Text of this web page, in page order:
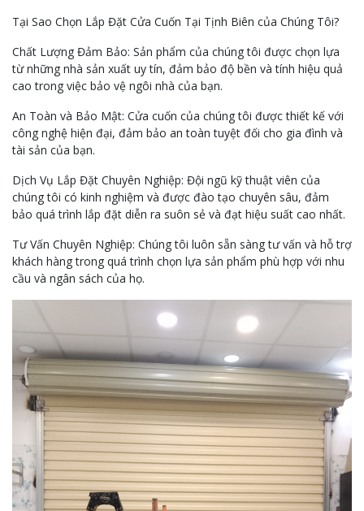
Tại Sao Chọn Lắp Đặt Cửa Cuốn Tại Tịnh Biên của Chúng Tôi?
Chất Lượng Đảm Bảo: Sản phẩm của chúng tôi được chọn lựa
từ những nhà sản xuất uy tín, đảm bảo độ bền và tính hiệu quả
cao trong việc bảo vệ ngôi nhà của bạn.
An Toàn và Bảo Mật: Cửa cuốn của chúng tôi được thiết kế với
công nghệ hiện đại, đảm bảo an toàn tuyệt đối cho gia đình và
tài sản của bạn.
Dịch Vụ Lắp Đặt Chuyên Nghiệp: Đội ngũ kỹ thuật viên của
chúng tôi có kinh nghiệm và được đào tạo chuyên sâu, đảm
bảo quá trình lắp đặt diễn ra suôn sẻ và đạt hiệu suất cao nhất.
Tư Vấn Chuyên Nghiệp: Chúng tôi luôn sẵn sàng tư vấn và hỗ trợ
khách hàng trong quá trình chọn lựa sản phẩm phù hợp với nhu
cầu và ngân sách của họ.